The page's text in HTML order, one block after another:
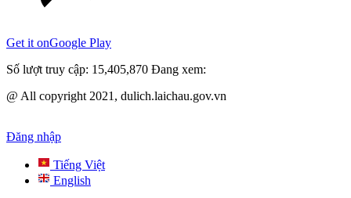
Get it onGoogle Play
Số lượt truy cập: 15,405,870 Đang xem:
@ All copyright 2021, dulich.laichau.gov.vn
Đăng nhập
Tiếng Việt
English